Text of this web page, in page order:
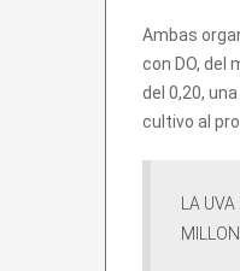
Ambas
con DO, del
del 0,20,
cultivo al
LA